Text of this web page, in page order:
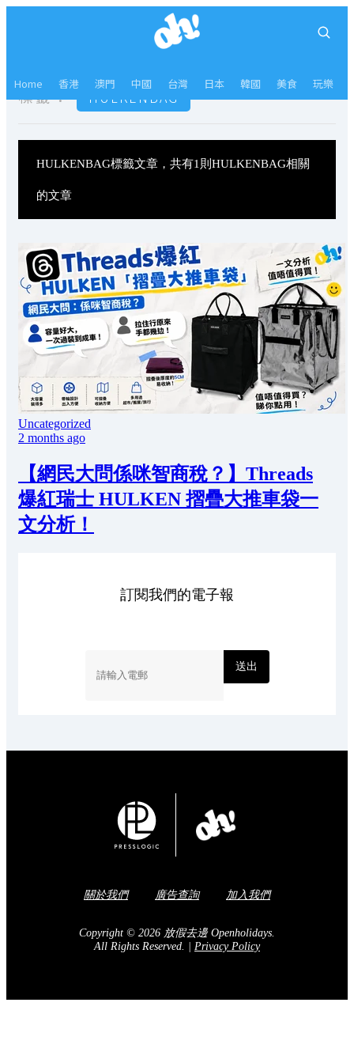
Home 香港 澳門 中國 台灣 日本 韓國 美食 玩樂
標籤： HULKENBAG
HULKENBAG標籤文章，共有1則HULKENBAG相關
的文章
Uncategorized
2 months ago
【網民大問係咪智商稅？】Threads
爆紅瑞士 HULKEN 摺疊大推車袋一
文分析！
訂閱我們的電子報
送出
關於我們 廣告查詢 加入我們
Copyright © 2026 放假去邊 Openholidays.
All Rights Reserved.
Privacy Policy